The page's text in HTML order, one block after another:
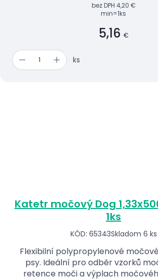
bez DPH 4,20 €
min=1ks
5,16 €
ks
Katetr močový Dog
1ks
KÓD: 65343Skladom 6 ks
Flexibilní polypropylenové
psy. Ideální pro odběr vzorků moči, zmírnění
retence moči a výplach